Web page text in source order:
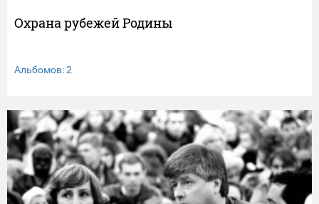
Охрана рубежей Родины
Альбомов: 2